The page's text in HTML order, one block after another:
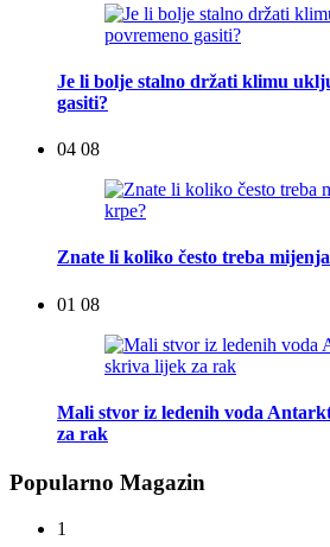
Je li bolje stalno držati klimu
gasiti?
04 08
Znate li koliko često treba
01 08
Mali stvor iz ledenih voda
za rak
Popularno Magazin
1